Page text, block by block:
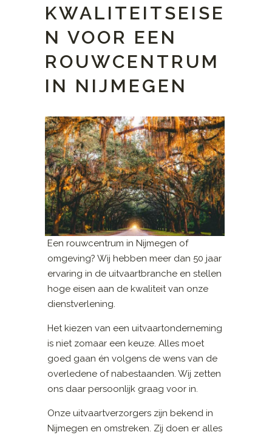
KWALITEITSEISE
N VOOR EEN
ROUWCENTRUM
IN NIJMEGEN
Een rouwcentrum in Nijmegen of
omgeving? Wij hebben meer dan 50 jaar
ervaring in de uitvaartbranche en stellen
hoge eisen aan de kwaliteit van onze
dienstverlening.
Het kiezen van een uitvaartonderneming
is niet zomaar een keuze. Alles moet
goed gaan én volgens de wens van de
overledene of nabestaanden. Wij zetten
ons daar persoonlijk graag voor in.
Onze uitvaartverzorgers zijn bekend in
Nijmegen en omstreken. Zij doen er alles